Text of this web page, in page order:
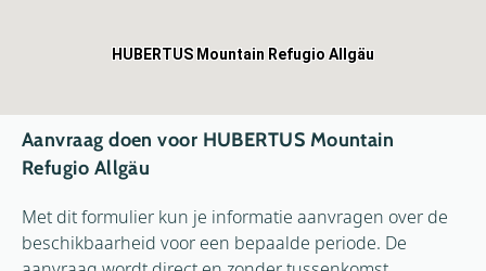
HUBERTUS Mountain Refugio Allgäu
Aanvraag doen voor HUBERTUS Mountain
Refugio Allgäu
Met dit formulier kun je informatie aanvragen over de
beschikbaarheid voor een bepaalde periode. De